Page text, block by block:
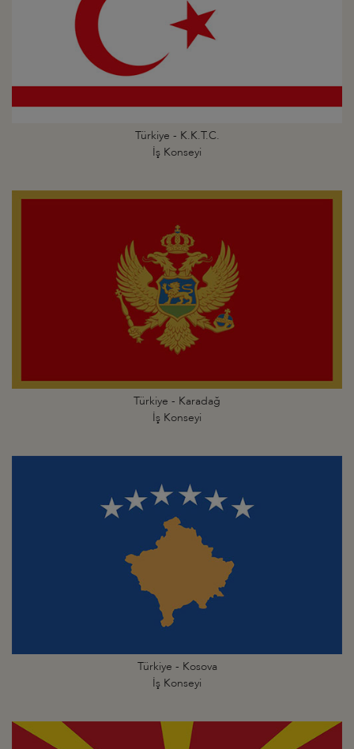
Türkiye - K.K.T.C.
İş Konseyi
Türkiye - Karadağ
İş Konseyi
Türkiye - Kosova
İş Konseyi